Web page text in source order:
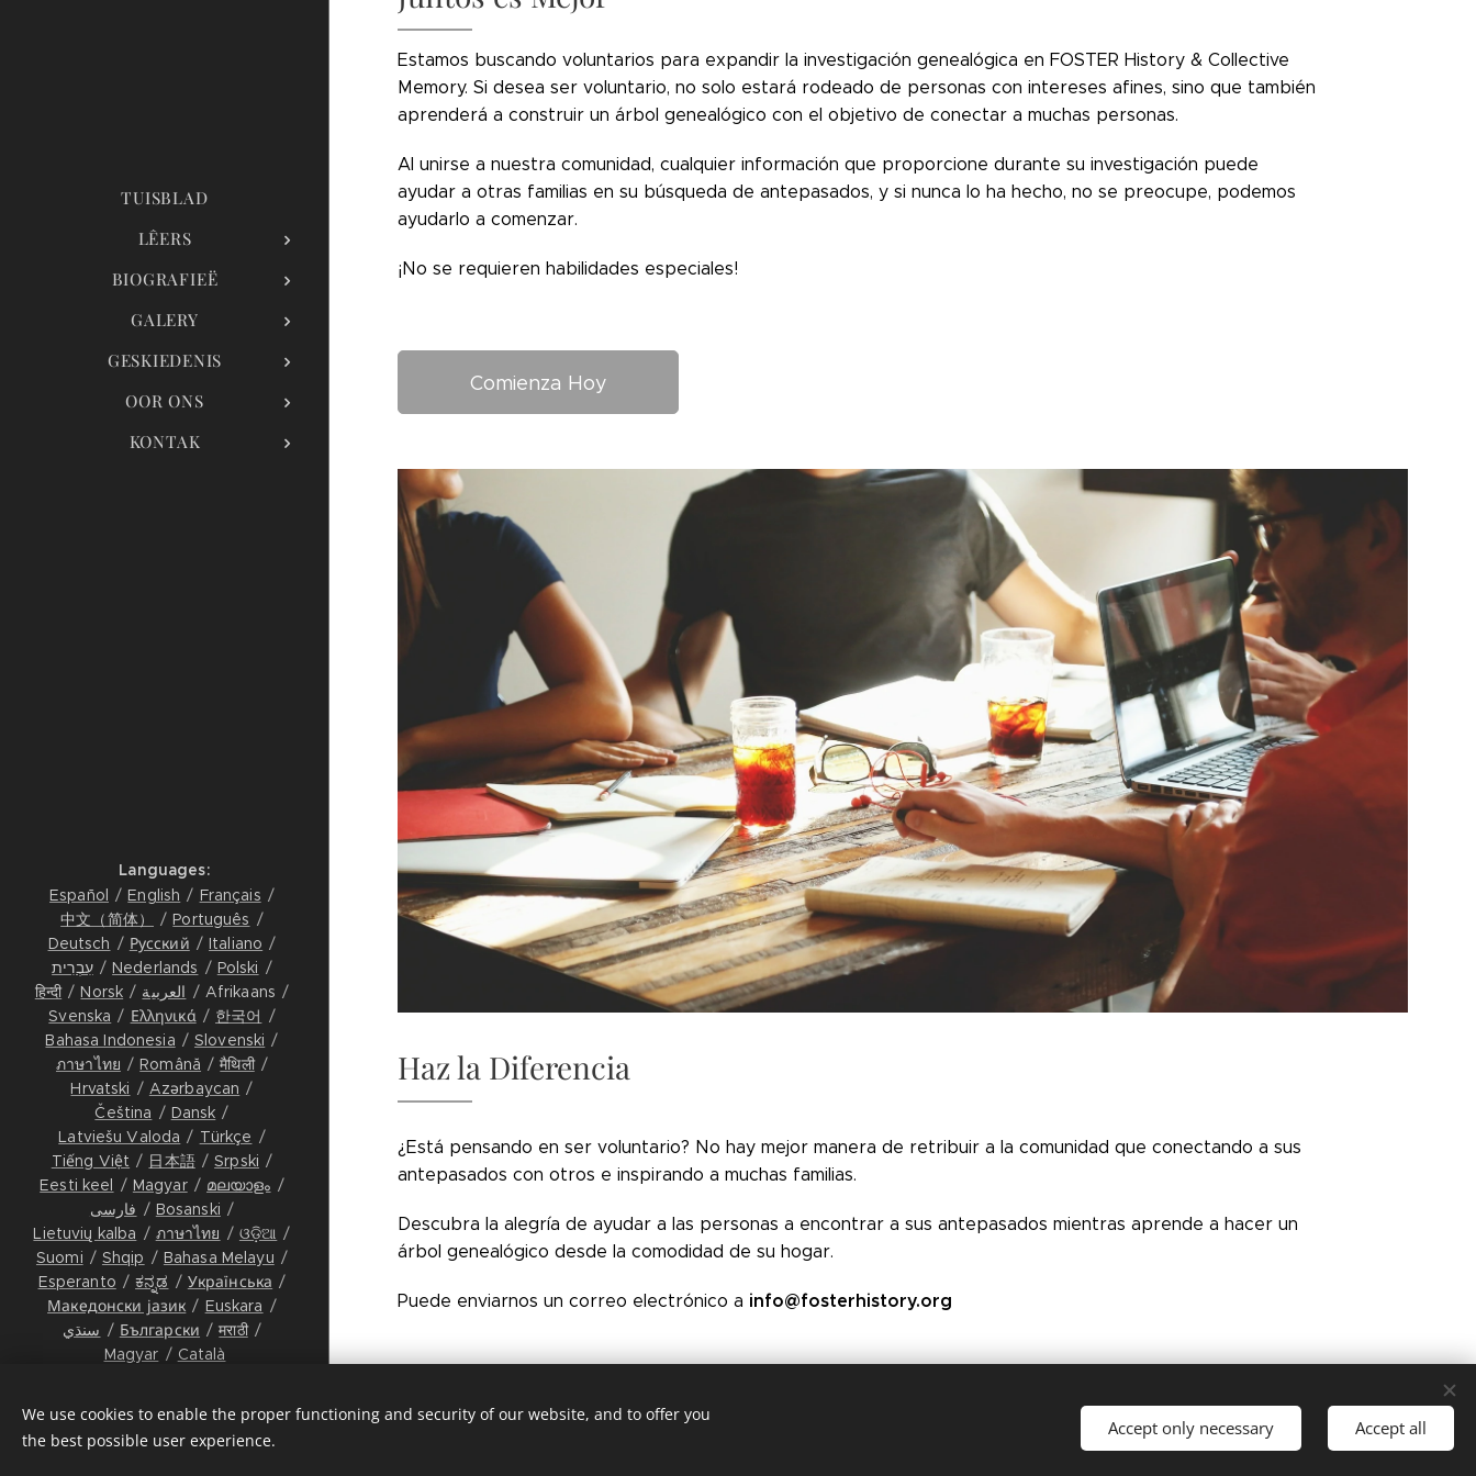
TUISBLAD
LÊERS
BIOGRAFIEË
GALERY
GESKIEDENIS
OOR ONS
KONTAK
Estamos buscando voluntarios para expandir la investigación genealógica en FOSTER History & Collective
Memory. Si desea ser voluntario, no solo estará rodeado de personas con intereses afines, sino que también
aprenderá a construir un árbol genealógico con el objetivo de conectar a muchas personas.
Al unirse a nuestra comunidad, cualquier información que proporcione durante su investigación puede
ayudar a otras familias en su búsqueda de antepasados, y si nunca lo ha hecho, no se preocupe, podemos
ayudarlo a comenzar.
¡No se requieren habilidades especiales!
Comienza Hoy
Haz la Diferencia
¿Está pensando en ser voluntario? No hay mejor manera de retribuir a la comunidad que conectando a sus
antepasados ​​con otros e inspirando a muchas familias.
Descubra la alegría de ayudar a las personas a encontrar a sus antepasados ​​mientras aprende a hacer un
árbol genealógico desde la comodidad de su hogar.
Puede enviarnos un correo electrónico a info@fosterhistory.org
FOSTER History & Collective
Memory
Languages
Español
English
Français
中文（简体）
Português
Deutsch
Русский
Italiano
עִבְרִית
Nederlands
Polski
हिन्दी
Norsk العربية
Afrikaans
Svenska
Ελληνικά
한국어
Bahasa Indonesia
Slovenski
ภาษาไทย
Română
मैथिली
Hrvatski
Azərbaycan
Čeština
Dansk
Latviešu Valoda
Türkçe
Tiếng Việt
日本語
Srpski
Eesti keel
Magyar
മലയാളം
فارسی
Bosanski
Lietuvių kalba
ภาษาไทย
ଓଡ଼ିଆ
Suomi
Shqip
Bahasa Melayu
Esperanto
ಕನ್ನಡ
Українська
Македонски јазик
Euskara
سنڌي
Български
मराठी
Magyar
Català
We use cookies to enable the proper functioning and security of our website, and to offer you
the best possible user experience.
Accept only necessary Accept all